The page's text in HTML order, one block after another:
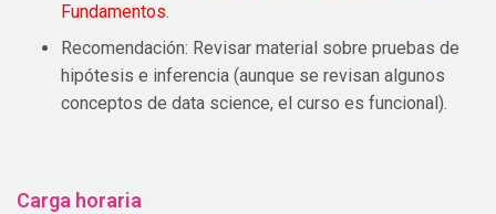
Fundamentos.
Recomendación: Revisar material sobre pruebas de
hipótesis e inferencia (aunque se revisan algunos
conceptos de data science, el curso es funcional).
Carga horaria